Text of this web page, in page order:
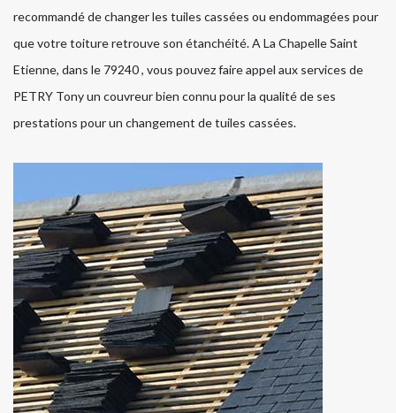
recommandé de changer les tuiles cassées ou endommagées pour
que votre toiture retrouve son étanchéité. A La Chapelle Saint
Etienne, dans le 79240 , vous pouvez faire appel aux services de
PETRY Tony un couvreur bien connu pour la qualité de ses
prestations pour un changement de tuiles cassées.